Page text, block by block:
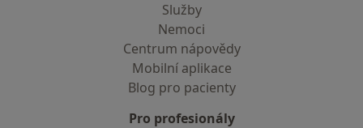
Služby
Nemoci
Centrum nápovědy
Mobilní aplikace
Blog pro pacienty
Pro profesionály